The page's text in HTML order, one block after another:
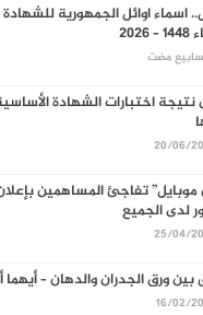
اسماء اوائل الجمهورية للشهادة
نتيجة اختبارات الشهادة
20/06/
موبايل” تفاجئ المساهمين
لدى الجميع
25/04/
بين ورق الجدران والدهان –
16/02/